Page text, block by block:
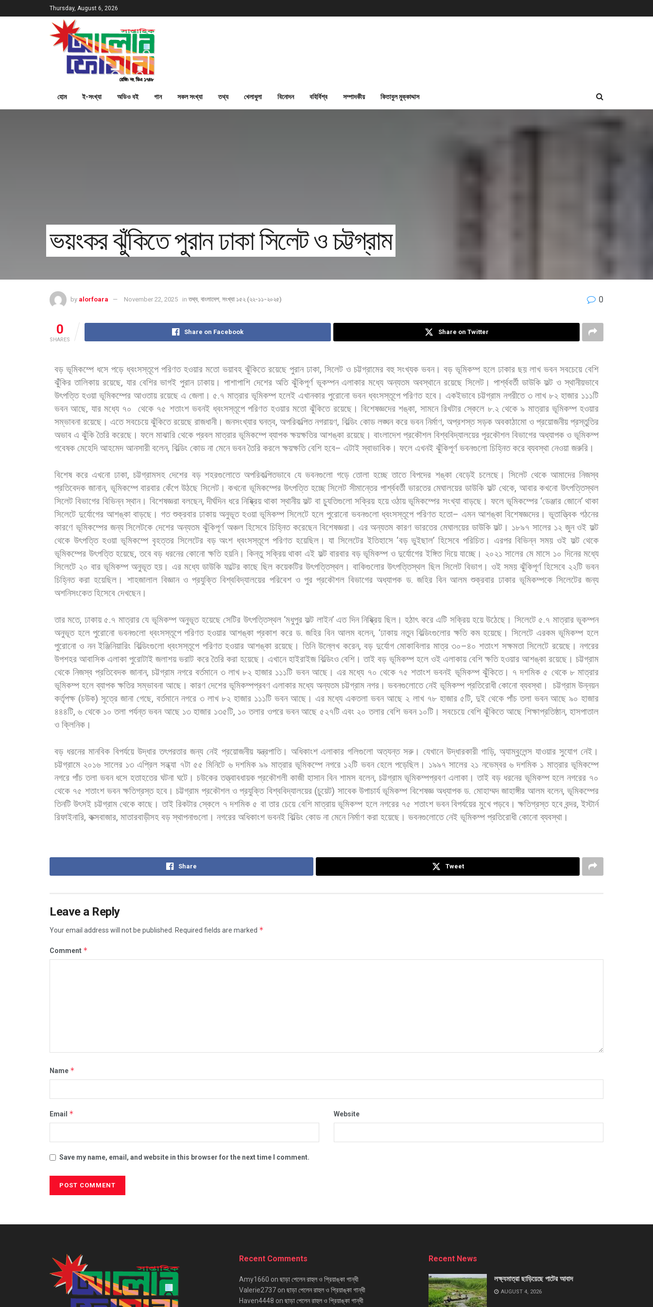
Thursday, August 6, 2026
হোম ই-সংখ্যা অডিও বই গান সকল সংখ্যা তথ্য খেলাধুলা বিনোদন বহির্বিশ্ব সম্পাদকীয় কিতাবুল মুক্কাদ্দাস
ভয়ংকর ঝুঁকিতে পুরান ঢাকা সিলেট ও চট্টগ্রাম
by alorfoara November 22, 2025 in তথ্য, বাংলাদেশ, সংখ্যা ১৫২ (২২-১১-২০২৫) 0
0
SHARES
Share on Facebook Share on Twitter
বড় ভূমিকম্পে ধসে পড়ে ধ্বংসস্তূপে পরিণত হওয়ার মতো ভয়াবহ ঝুঁকিতে রয়েছে পুরান ঢাকা, সিলেট ও চট্টগ্রামের বহু সংখ্যক ভবন। বড় ভূমিকম্প হলে ঢাকার ছয় লাখ ভবন সবচেয়ে বেশি
ঝুঁঁকির তালিকায় রয়েছে, যার বেশির ভাগই পুরান ঢাকায়। পাশাপাশি দেশের অতি ঝুঁকিপূর্ণ ভূকম্পন এলাকার মধ্যে অন্যতম অবস্থানে রয়েছে সিলেট। পার্শ্ববর্তী ডাউকি ফল্ট ও স্থানীয়ভাবে
উৎপত্তি হওয়া ভূমিকম্পের আওতায় রয়েছে এ জেলা। ৫.৭ মাত্রার ভূমিকম্প হলেই এখানকার পুরোনো ভবন ধ্বংসস্তূপে পরিণত হবে। একইভাবে চট্টগ্রাম নগরীতে ৩ লাখ ৮২ হাজার ১১১টি
ভবন আছে, যার মধ্যে ৭০ থেকে ৭৫ শতাংশ ভবনই ধ্বংসস্তূপে পরিণত হওয়ার মতো ঝুঁকিতে রয়েছে। বিশেষজ্ঞদের শঙ্কা, সামনে রিখটার স্কেলে ৮.২ থেকে ৯ মাত্রার ভূমিকম্প হওয়ার
সম্ভাবনা রয়েছে। এতে সবচেয়ে ঝুঁকিতে রয়েছে রাজধানী। জনসংখ্যার ঘনত্ব,অপরিকল্পিত নগরায়ণ, বিল্ডিং কোড লঙ্ঘন করে ভবন নির্মাণ, অপ্রশস্ত সড়ক অবকাঠামো ও প্রয়োজনীয় প্রস্তুতির
অভাব এ ঝুঁকি তৈরি করেছে। ফলে মাঝারি থেকে প্রবল মাত্রার ভূমিকম্পে ব্যাপক ক্ষয়ক্ষতির আশঙ্কা রয়েছে। বাংলাদেশ প্রকৌশল বিশ্ববিদ্যালয়ের পূরকৌশল বিভাগের অধ্যাপক ও ভূমিকম্প
গবেষক মেহেদি আহমেদ আনসারী বলেন, বিল্ডিং কোড না মেনে ভবন তৈরি করলে ক্ষয়ক্ষতি বেশি হবে– এটাই স্বাভাবিক। ফলে এখনই ঝুঁকিপূর্ণ ভবনগুলো চিহ্নিত করে ব্যবস্থা নেওয়া জরুরি।
বিশেষ করে এখনো ঢাকা,চট্টগ্রামসহ দেশের বড় শহরগুলোতে অপরিকল্পিতভাবে যে ভবনগুলো গড়ে তোলা হচ্ছে তাতে বিপদের শঙ্কা বেড়েই চলেছে। সিলেট থেকে আমাদের নিজস্ব
প্রতিবেদক জানান, ভূমিকম্পে বারবার কেঁপে উঠছে সিলেট। কখনো ভূমিকম্পের উৎপত্তি হচ্ছে সিলেট সীমান্তের পার্শ্ববর্তী ভারতের মেঘালয়ের ডাউকি ফল্ট থেকে, আবার কখনো উৎপত্তিস্থল
সিলেট বিভাগের বিভিন্ন স্থান। বিশেষজ্ঞরা বলছেন,দীর্ঘদিন ধরে নিষ্ক্রিয় থাকা স্থানীয় ফল্ট বা চ্যুতিগুলো সক্রিয় হয়ে ওঠায় ভূমিকম্পের সংখ্যা বাড়ছে। ফলে ভূমিকম্পের‘ডেঞ্জার জোনে’ থাকা
সিলেটে দুর্যোগের আশঙ্কা বাড়ছে। গত শুক্রবার ঢাকায় অনুভূত হওয়া ভূমিকম্প সিলেটে হলে পুরোনো ভবনগুলো ধ্বংসস্তূপে পরিণত হতো– এমন আশঙ্কা বিশেষজ্ঞদের। ভূতাত্ত্বিক গঠনের
কারণে ভূমিকম্পের জন্য সিলেটকে দেশের অন্যতম ঝুঁকিপূর্ণ অঞ্চল হিসেবে চিহ্নিত করেছেন বিশেষজ্ঞরা। এর অন্যতম কারণ ভারতের মেঘালয়ের ডাউকি ফল্ট। ১৮৯৭ সালের ১২ জুন ওই ফল্ট
থেকে উৎপত্তি হওয়া ভূমিকম্পে বৃহত্তর সিলেটের বড় অংশ ধ্বংসস্তূপে পরিণত হয়েছিল। যা সিলেটের ইতিহাসে‘বড় ভুইছাল’ হিসেবে পরিচিত। এরপর বিভিন্ন সময় ওই ফল্ট থেকে
ভূমিকম্পের উৎপত্তি হয়েছে,তবে বড় ধরনের কোনো ক্ষতি হয়নি। কিন্তু সক্রিয় থাকা এই ফল্ট বারবার বড় ভূমিকম্প ও দুর্যোগের ইঙ্গিত দিয়ে যাচ্ছে। ২০২১ সালের মে মাসে ১০ দিনের মধ্যে
সিলেটে ২০ বার ভূমিকম্প অনুভূত হয়। এর মধ্যে ডাউকি ফল্টের কাছে ছিল কয়েকটির উৎপত্তিস্থল। বাকিগুলোর উৎপত্তিস্থল ছিল সিলেট বিভাগ। ওই সময় ঝুঁকিপূর্ণ হিসেবে ২২টি ভবন
চিহ্নিত করা হয়েছিল। শাহজালাল বিজ্ঞান ও প্রযুক্তি বিশ্ববিদ্যালয়ের পরিবেশ ও পুর প্রকৌশল বিভাগের অধ্যাপক ড. জহির বিন আলম শুক্রবার ঢাকার ভূমিকম্পকে সিলেটের জন্য
অশনিসংকেত হিসেবে দেখছেন।
তার মতে, ঢাকায় ৫.৭ মাত্রার যে ভূমিকম্প অনুভূত হয়েছে সেটির উৎপত্তিস্থল‘মধুপুর ফল্ট লাইন’এত দিন নিষ্ক্রিয় ছিল। হঠাৎ করে এটি সক্রিয় হয়ে উঠেছে। সিলেটে ৫.৭ মাত্রার ভূকম্পন
অনুভূত হলে পুরোনো ভবনগুলো ধ্বংসস্তূপে পরিণত হওয়ার আশঙ্কা প্রকাশ করে ড.জহির বিন আলম বলেন, ‘ঢাকায় নতুন বিল্ডিংগুলোর ক্ষতি কম হয়েছে। সিলেটে এরকম ভূমিকম্প হলে
পুরোনো ও নন ইঞ্জিনিয়ারিং বিল্ডিংগুলো ধ্বংসস্তূপে পরিণত হওয়ার আশঙ্কা রয়েছে। তিনি উল্লেখ করেন,বড় দুর্যোগ মোকাবিলার মাত্র ৩০–৪০ শতাংশ সক্ষমতা সিলেটে রয়েছে। নগরের
উপশহর আবাসিক এলাকা পুরোটাই জলাশয় ভরাট করে তৈরি করা হয়েছে। এখানে হাইরাইজ বিল্ডিংও বেশি। তাই বড় ভূমিকম্প হলে ওই এলাকায় বেশি ক্ষতি হওয়ার আশঙ্কা রয়েছে। চট্টগ্রাম
থেকে নিজস্ব প্রতিবেদক জানান, চট্টগ্রাম নগরে বর্তমানে ৩ লাখ ৮২ হাজার ১১১টি ভবন আছে। এর মধ্যে ৭০ থেকে ৭৫ শতাংশ ভবনই ভূমিকম্প ঝুঁকিতে। ৭ দশমিক ৫ থেকে ৮ মাত্রার
ভূমিকম্প হলে ব্যাপক ক্ষতির সম্ভাবনা আছে। কারণ দেশের ভূমিকম্পপ্রবণ এলাকার মধ্যে অন্যতম চট্টগ্রাম নগর। ভবনগুলোতে নেই ভূমিকম্প প্রতিরোধী কোনো ব্যবস্থা। চট্টগ্রাম উন্নয়ন
কর্তৃপক্ষ(চউক)সূত্রে জানা গেছে,বর্তমানে নগরে ৩ লাখ ৮২ হাজার ১১১টি ভবন আছে। এর মধ্যে একতলা ভবন আছে ২ লাখ ৭৮ হাজার ৫টি, দুই থেকে পাঁচ তলা ভবন আছে ৯০ হাজার
৪৪৪টি,৬ থেকে ১০ তলা পর্যন্ত ভবন আছে ১৩ হাজার ১৩৫টি, ১০ তলার ওপরে ভবন আছে ৫২৭টি এবং ২০ তলার বেশি ভবন ১০টি। সবচেয়ে বেশি ঝুঁকিতে আছে শিক্ষাপ্রতিষ্ঠান,হাসপাতাল
ও ক্লিনিক।
বড় ধরনের মানবিক বিপর্যয়ে উদ্ধার তৎপরতার জন্য নেই প্রয়োজনীয় যন্ত্রপাতি। অধিকাংশ এলাকার গলিগুলো অত্যন্ত সরু। যেখানে উদ্ধারকারী গাড়ি,অ্যাম্বুলেন্স যাওয়ার সুযোগ নেই।
চট্টগ্রামে ২০১৬ সালের ১৩ এপ্রিল সন্ধ্যা ৭টা ৫৫ মিনিটে ৬ দশমিক ৯৯ মাত্রার ভূমিকম্পে নগরে ১২টি ভবন হেলে পড়েছিল। ১৯৯৭ সালের ২১ নভেম্বর ৬ দশমিক ১ মাত্রার ভূমিকম্পে
নগরে পাঁচ তলা ভবন ধসে হতাহতের ঘটনা ঘটে। চউকের তত্ত্বাবধায়ক প্রকৌশলী কাজী হাসান বিন শামস বলেন, চট্টগ্রাম ভূমিকম্পপ্রবণ এলাকা। তাই বড় ধরনের ভূমিকম্প হলে নগরের ৭০
থেকে ৭৫ শতাংশ ভবন ক্ষতিগ্রস্ত হবে। চট্টগ্রাম প্রকৌশল ও প্রযুক্তি বিশ্ববিদ্যালয়ের(চুয়েট) সাবেক উপাচার্য ভূমিকম্প বিশেষজ্ঞ অধ্যাপক ড. মোহাম্মদ জাহাঙ্গীর আলম বলেন,ভূমিকম্পের
তিনটি উৎসই চট্টগ্রাম থেকে কাছে। তাই রিকটার স্কেলে ৭ দশমিক ৫ বা তার চেয়ে বেশি মাত্রায় ভূমিকম্প হলে নগরের ৭৫ শতাংশ ভবন বিপর্যয়ের মুখে পড়বে। ক্ষতিগ্রস্ত হবে বন্দর,ইস্টার্ন
রিফাইনারি, কক্সবাজার, মাতারবাড়ীসহ বড় স্থাপনাগুলো। নগরের অধিকাংশ ভবনই বিল্ডিং কোড না মেনে নির্মাণ করা হয়েছে। ভবনগুলোতে নেই ভূমিকম্প প্রতিরোধী কোনো ব্যবস্থা।
Share Tweet
Leave a Reply
Your email address will not be published. Required fields are marked *
Comment *
Name *
Email * Website
Save my name, email, and website in this browser for the next time I comment.
Recent Comments
Amy1660 on ছাড়া পেলেন রাহুল ও প্রিয়াঙ্কা গান্ধী
Valerie2737 on ছাড়া পেলেন রাহুল ও প্রিয়াঙ্কা গান্ধী
Haven4448 on ছাড়া পেলেন রাহুল ও প্রিয়াঙ্কা গান্ধী
Recent News
লক্ষ্যমাত্রা ছাড়িয়েছে পাটের আবাদ
AUGUST 4, 2026